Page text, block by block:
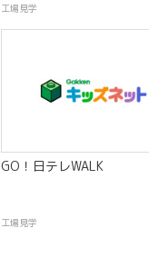
工場見学
GO！日テレWALK
工場見学